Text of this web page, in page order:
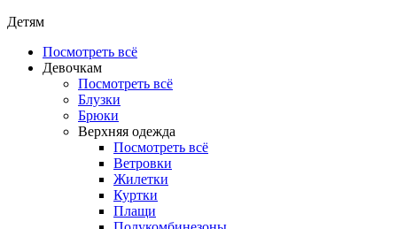
Детям
Посмотреть всё
Девочкам
Посмотреть всё
Блузки
Брюки
Верхняя одежда
Посмотреть всё
Ветровки
Жилетки
Куртки
Плащи